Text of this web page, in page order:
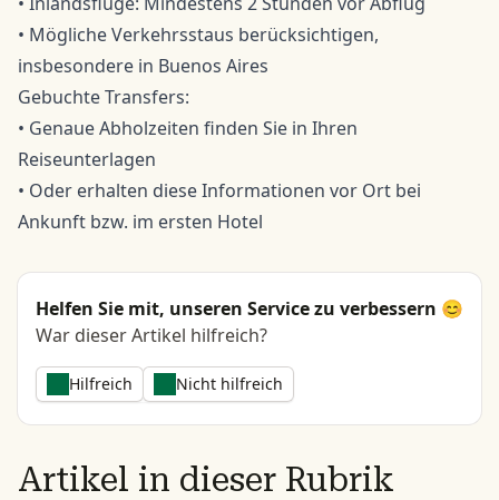
• Mögliche Verkehrsstaus berücksichtigen,
insbesondere in Buenos Aires
Gebuchte Transfers:
• Genaue Abholzeiten finden Sie in Ihren
Reiseunterlagen
• Oder erhalten diese Informationen vor Ort bei
Ankunft bzw. im ersten Hotel
Helfen Sie mit, unseren Service zu verbessern 😊
War dieser Artikel hilfreich?
Hilfreich Nicht hilfreich
Artikel in dieser Rubrik